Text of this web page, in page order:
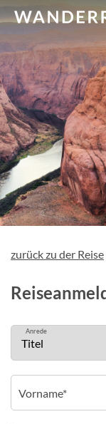
zurück zu der Reise
Anrede